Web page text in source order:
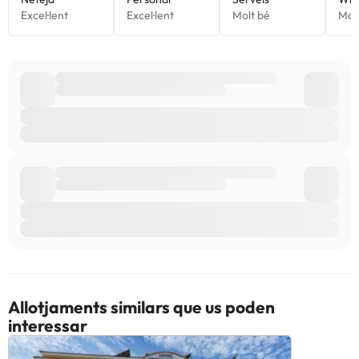
Allotjaments similars que us poden
interessar